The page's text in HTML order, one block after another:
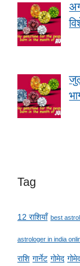
Tag
12 राशियाँ best
astrologer in india
राशि गार्नेट गोमेद